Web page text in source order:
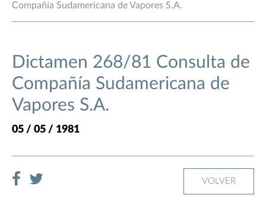
Compañía Sudamericana de Vapores S.A.
Dictamen 268/81 Consulta de
Compañía Sudamericana de
Vapores S.A.
05 / 05 / 1981
VOLVER